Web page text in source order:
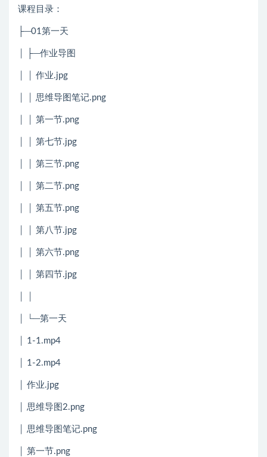
课程目录：
├─01第一天
│ ├─作业导图
│ │ 作业.jpg
│ │ 思维导图笔记.png
│ │ 第一节.png
│ │ 第七节.jpg
│ │ 第三节.png
│ │ 第二节.png
│ │ 第五节.png
│ │ 第八节.jpg
│ │ 第六节.png
│ │ 第四节.jpg
│ └─第一天
│ 1-1.mp4
│ 1-2.mp4
│ 作业.jpg
│ 思维导图2.png
│ 思维导图笔记.png
│ 第一节.png